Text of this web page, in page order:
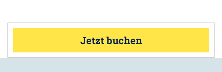
Jetzt buchen